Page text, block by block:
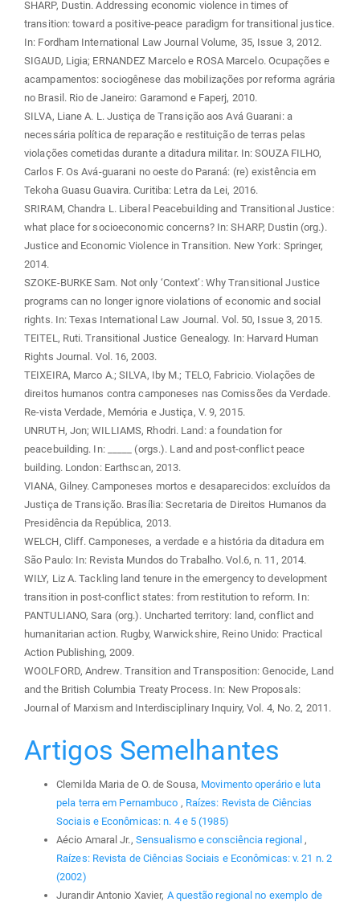
SHARP, Dustin. Addressing economic violence in times of
transition: toward a positive-peace paradigm for transitional justice.
In: Fordham International Law Journal Volume, 35, Issue 3, 2012.
SIGAUD, Ligia; ERNANDEZ Marcelo e ROSA Marcelo. Ocupações e
acampamentos: sociogênese das mobilizações por reforma agrária
no Brasil. Rio de Janeiro: Garamond e Faperj, 2010.
SILVA, Liane A. L. Justiça de Transição aos Avá Guarani: a
necessária política de reparação e restituição de terras pelas
violações cometidas durante a ditadura militar. In: SOUZA FILHO,
Carlos F. Os Avá-guarani no oeste do Paraná: (re) existência em
Tekoha Guasu Guavira. Curitiba: Letra da Lei, 2016.
SRIRAM, Chandra L. Liberal Peacebuilding and Transitional Justice:
what place for socioeconomic concerns? In: SHARP, Dustin (org.).
Justice and Economic Violence in Transition. New York: Springer,
2014.
SZOKE-BURKE Sam. Not only ‘Context’: Why Transitional Justice
programs can no longer ignore violations of economic and social
rights. In: Texas International Law Journal. Vol. 50, Issue 3, 2015.
TEITEL, Ruti. Transitional Justice Genealogy. In: Harvard Human
Rights Journal. Vol. 16, 2003.
TEIXEIRA, Marco A.; SILVA, Iby M.; TELO, Fabricio. Violações de
direitos humanos contra camponeses nas Comissões da Verdade.
Re-vista Verdade, Memória e Justiça, V. 9, 2015.
UNRUTH, Jon; WILLIAMS, Rhodri. Land: a foundation for
peacebuilding. In: _____ (orgs.). Land and post-conflict peace
building. London: Earthscan, 2013.
VIANA, Gilney. Camponeses mortos e desaparecidos: excluídos da
Justiça de Transição. Brasília: Secretaria de Direitos Humanos da
Presidência da República, 2013.
WELCH, Cliff. Camponeses, a verdade e a história da ditadura em
São Paulo: In: Revista Mundos do Trabalho. Vol.6, n. 11, 2014.
WILY, Liz A. Tackling land tenure in the emergency to development
transition in post-conflict states: from restitution to reform. In:
PANTULIANO, Sara (org.). Uncharted territory: land, conflict and
humanitarian action. Rugby, Warwickshire, Reino Unido: Practical
Action Publishing, 2009.
WOOLFORD, Andrew. Transition and Transposition: Genocide, Land
and the British Columbia Treaty Process. In: New Proposals:
Journal of Marxism and Interdisciplinary Inquiry, Vol. 4, No. 2, 2011.
Artigos Semelhantes
Clemilda Maria de O. de Sousa, Movimento operário e luta
pela terra em Pernambuco , Raízes: Revista de Ciências
Sociais e Econômicas: n. 4 e 5 (1985)
Aécio Amaral Jr., Sensualismo e consciência regional ,
Raízes: Revista de Ciências Sociais e Econômicas: v. 21 n. 2
(2002)
Jurandir Antonio Xavier, A questão regional no exemplo de